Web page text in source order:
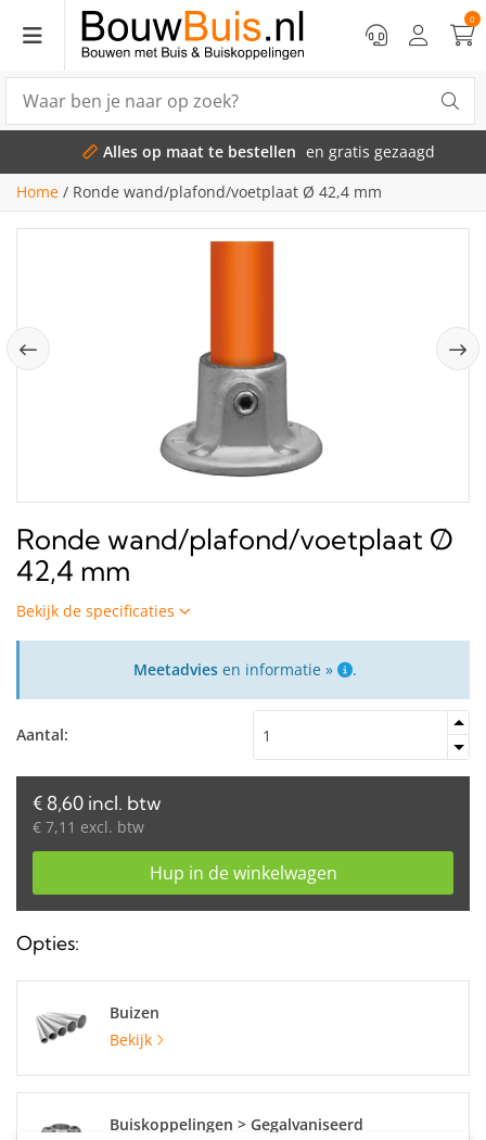
0
Alles op maat te bestellen en gratis gezaagd
Home / Ronde wand/plafond/voetplaat Ø 42,4 mm
Ronde wand/plafond/voetplaat Ø
42,4 mm
Bekijk de specificaties
Meetadviesen informatie » .
Aantal:
€ 8,60 incl. btw
€ 7,11 excl. btw
Hup in de winkelwagen
Opties:
Buizen
Bekijk
Buiskoppelingen > Gegalvaniseerd